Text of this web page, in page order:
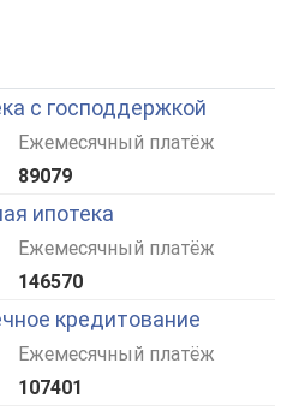
с господдержкой
Ежемесячный платёж
89079
ипотека
Ежемесячный платёж
146570
кредитование
Ежемесячный платёж
107401